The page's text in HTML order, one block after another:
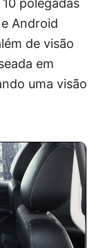
polegadas
Android
de visão
em
uma visão